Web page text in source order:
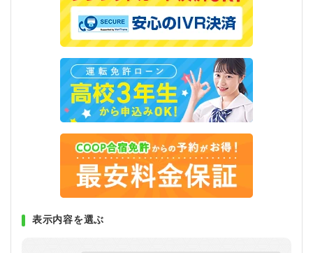
大型車+けん引
大型特殊+けん引
大型車+大型特殊+けん引
取り消し処分を受けた方の再取得
初心運転者の処分と再試験
停止処分を受けた方の再取得
全国の運転免許センター・試験場一覧
表示内容を選ぶ